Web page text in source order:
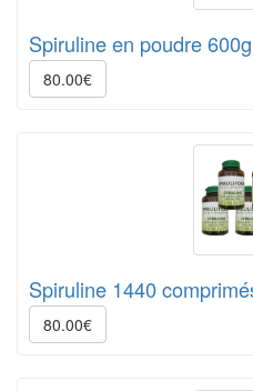
Spiruline en poudre
80.00€
Spiruline 1440
80.00€